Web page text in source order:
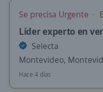
Se precisa Urgente
Líder experto en
Selecta
Montevideo,
Hace 4 días